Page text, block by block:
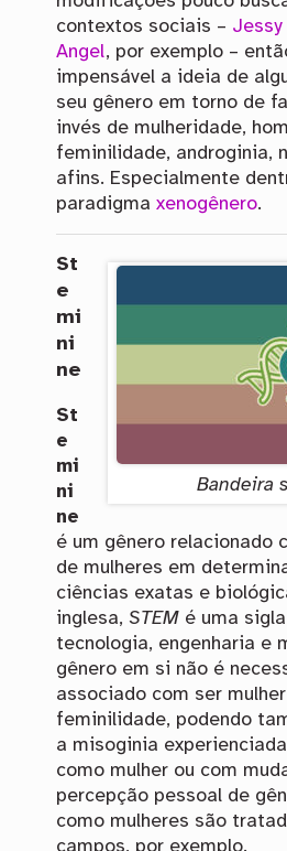
contextos sociais –
Angel, por exemplo –
impensável a ideia de
seu gênero em torno de
invés de mulheridade,
feminilidade, androginia,
afins. Especialmente
paradigma xenogênero.
Bandeira
St
e
mi
ni
ne
St
e
mi
ni
ne
é um gênero relacionado
de mulheres em
ciências exatas e
inglesa, STEMé uma
tecnologia, engenharia e
gênero em si não é
associado com ser
feminilidade, podendo
a misoginia
como mulher ou com
percepção pessoal de
como mulheres são
campos, por exemplo.